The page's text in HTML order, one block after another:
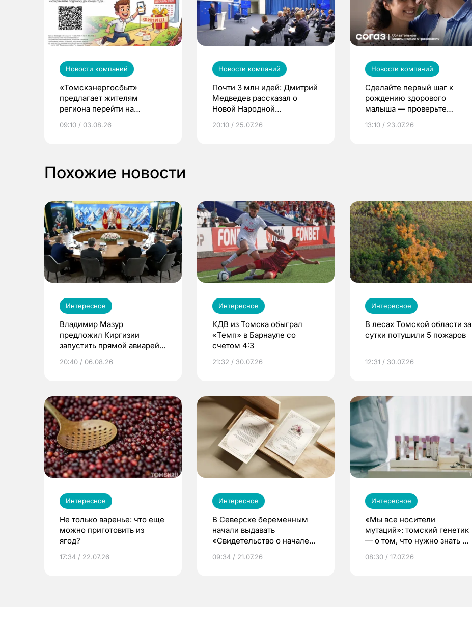
Новости компаний
«Томскэнергосбыт»
предлагает жителям
региона перейти на
выиграть призы
09:10 / 03.08.26
Новости компаний
Почти 3 млн идей: Дмитрий
Медведев рассказал о
Новой Народной
20:10 / 25.07.26
Новости компаний
Сделайте первый шаг к
рождению здорового
малыша — проверьте
по ОМС!
13:10 / 23.07.26
Похожие новости
Интересное
Владимир Мазур
предложил Киргизии
запустить прямой авиарейс
20:40 / 06.08.26
Интересное
КДВ из Томска обыграл
«Темп» в Барнауле со
счетом 4:3
21:32 / 30.07.26
Интересное
В лесах Томской области за
сутки потушили 5 пожаров
12:31 / 30.07.26
Интересное
Не только варенье: что еще
можно приготовить из
ягод?
17:34 / 22.07.26
Интересное
В Северске беременным
начали выдавать
«Свидетельство о начале
09:34 / 21.07.26
Интересное
«Мы все носители
мутаций»: томский генетик
— о том, что нужно знать до
08:30 / 17.07.26